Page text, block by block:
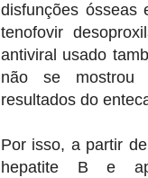
disfunções ósseas
tenofovir
antiviral usado
não se mostrou
resultados do
Por isso, a partir
hepatite B e